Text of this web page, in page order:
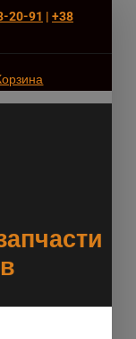
20-91 | +38